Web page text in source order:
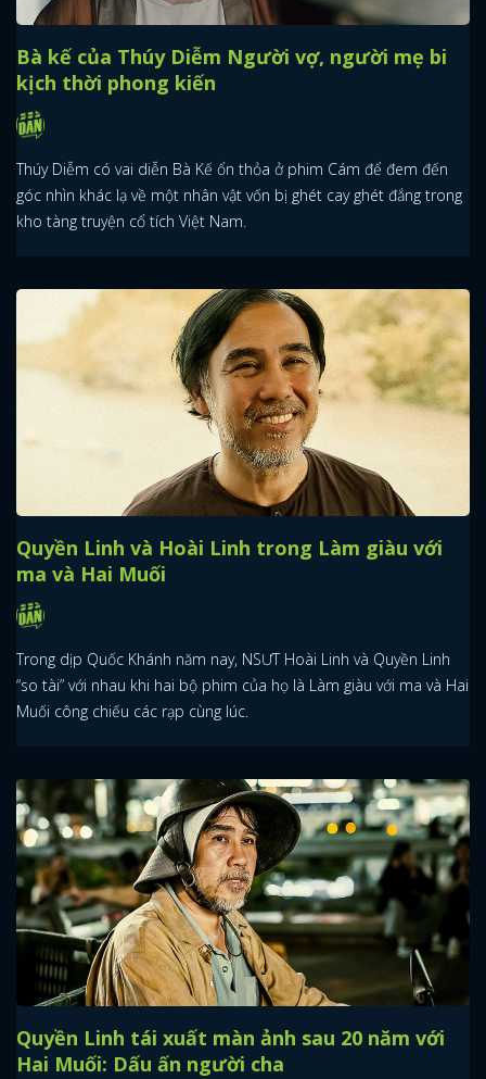
Bà kế của Thúy Diễm Người vợ, người mẹ bi
kịch thời phong kiến
Thúy Diễm có vai diễn Bà Kế ổn thỏa ở phim Cám để đem đến
góc nhìn khác lạ về một nhân vật vốn bị ghét cay ghét đắng trong
kho tàng truyện cổ tích Việt Nam.
Quyền Linh và Hoài Linh trong Làm giàu với
ma và Hai Muối
Trong dịp Quốc Khánh năm nay, NSƯT Hoài Linh và Quyền Linh
“so tài” với nhau khi hai bộ phim của họ là Làm giàu với ma và Hai
Muối công chiếu các rạp cùng lúc.
Quyền Linh tái xuất màn ảnh sau 20 năm với
Hai Muối: Dấu ấn người cha